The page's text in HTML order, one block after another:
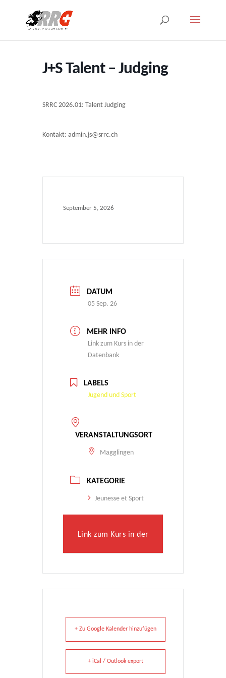
J+S Talent – Judging
SRRC 2026.01: Talent Judging
Kontakt: admin.js@srrc.ch
September 5, 2026
DATUM
05 Sep. 26
MEHR INFO
Link zum Kurs in der
Datenbank
LABELS
Jugend und Sport
VERANSTALTUNGSORT
Magglingen
KATEGORIE
Jeunesse et Sport
Link zum Kurs in der
+ Zu Google Kalender hinzufügen
+ iCal / Outlook export